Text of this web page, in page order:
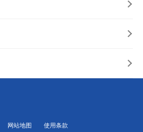
网站地图 使用条款